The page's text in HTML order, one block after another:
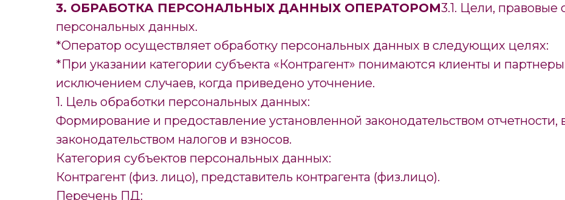
3. ОБРАБОТКА ПЕРСОНАЛЬНЫХ ДАННЫХ ОПЕРАТОРОМ3.1. Цели, правовые
персональных данных.
*Оператор осуществляет обработку персональных данных в следующих целях:
*При указании категории субъекта «Контрагент» понимаются клиенты и
исключением случаев, когда приведено уточнение.
1. Цель обработки персональных данных:
Формирование и предоставление установленной законодательством отчетности,
законодательством налогов и взносов.
Категория субъектов персональных данных:
Контрагент (физ. лицо), представитель контрагента (физ.лицо).
Перечень ПД: